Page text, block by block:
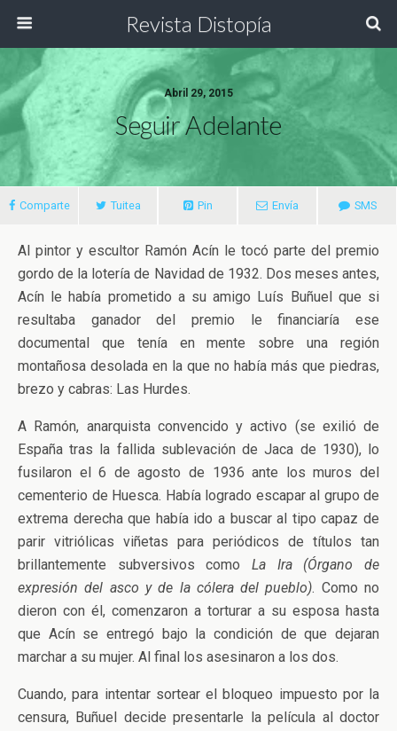
Revista Distopía
Abril 29, 2015
Seguir Adelante
Comparte Tuitea Pin Envía SMS
Al pintor y escultor Ramón Acín le tocó parte del premio
gordo de la lotería de Navidad de 1932. Dos meses antes,
Acín le había prometido a su amigo Luís Buñuel que si
resultaba ganador del premio le financiaría ese
documental que tenía en mente sobre una región
montañosa desolada en la que no había más que piedras,
brezo y cabras: Las Hurdes.
A Ramón, anarquista convencido y activo (se exilió de
España tras la fallida sublevación de Jaca de 1930), lo
fusilaron el 6 de agosto de 1936 ante los muros del
cementerio de Huesca. Había logrado escapar al grupo de
extrema derecha que había ido a buscar al tipo capaz de
parir vitriólicas viñetas para periódicos de títulos tan
brillantemente subversivos como La Ira (Órgano de
expresión del asco y de la cólera del pueblo). Como no
dieron con él, comenzaron a torturar a su esposa hasta
que Acín se entregó bajo la condición de que dejaran
marchar a su mujer. Al final los asesinaron a los dos.
Cuando, para intentar sortear el bloqueo impuesto por la
censura, Buñuel decide presentarle la película al doctor